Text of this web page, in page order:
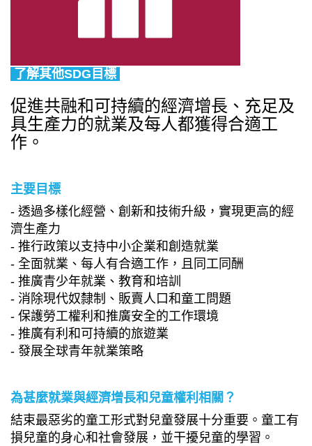
了解其他SDG目標
促進共融和可持續的經濟增長、充足及
具生產力的就業及每人都獲得合適工
作。
主要目標
- 透過多樣化經營、創新和技術升級，實現更高的經
濟生產力
- 推行政策以支持中小企業和創造就業
- 全面就業、每人有合適工作，且同工同酬
- 推廣青少年就業、教育和培訓
- 消除現代奴隸制、販賣人口和童工問題
- 保護勞工權利和推廣安全的工作環境
- 推廣有利和可持續的旅遊業
- 發展全球青年就業策略
為甚麼就業與經濟增長和兒童權利相關？
結束最惡劣的童工形式對兒童發展十分重要。童工有
損兒童的身心和社會發展，並干擾兒童的學習。